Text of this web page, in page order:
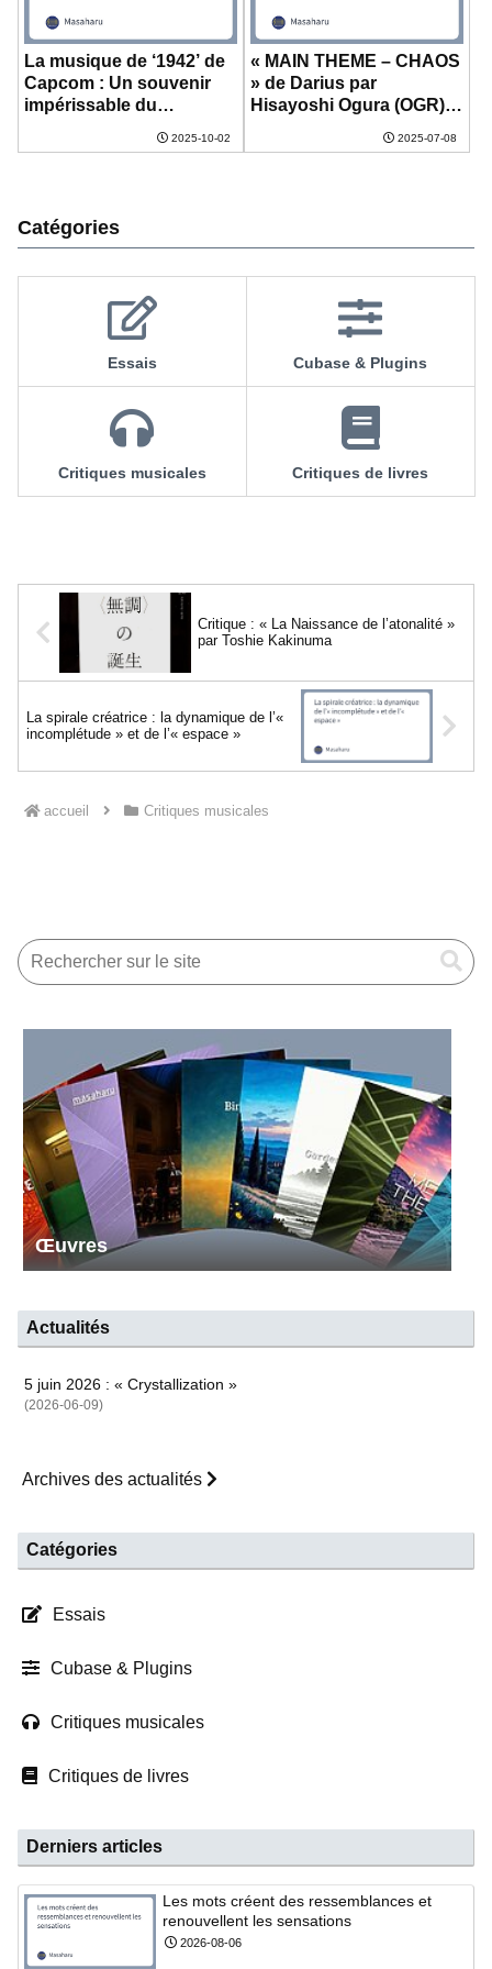
La musique de ‘1942’ de
Capcom : Un souvenir
impérissable du
2025-10-02
« MAIN THEME – CHAOS
» de Darius par
Hisayoshi Ogura (OGR) :
originalité unique
2025-07-08
Catégories
Essais Cubase & Plugins
Critiques musicales Critiques de livres
Critique : « La Naissance de l’atonalité »
par Toshie Kakinuma
La spirale créatrice : la dynamique de l’«
incomplétude » et de l’« espace »
accueil Critiques musicales
Œuvres
Actualités
5 juin 2026 : « Crystallization »
(2026-06-09)
Archives des actualités
Catégories
Essais
Cubase & Plugins
Critiques musicales
Critiques de livres
Derniers articles
Les mots créent des ressemblances et
renouvellent les sensations
2026-08-06